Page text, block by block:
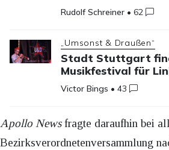
Rudolf Schreiner •62
„Umsonst & Draußen“
Stadt Stuttgart
Musikfestival für
Victor Bings •43
Apollo Newsfragte daraufhin bei
Bezirksverordnetenversammlung